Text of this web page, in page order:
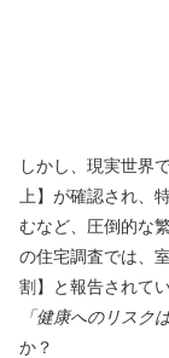
しかし、現実世界
上】が確認され、
むなど、圧倒的な
の住宅調査では、
割】と報告されてい
「健康へのリスク
か？